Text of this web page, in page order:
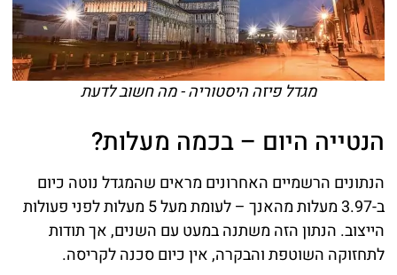
מגדל פיזה היסטוריה - מה חשוב לדעת
הנטייה היום – בכמה מעלות?
הנתונים הרשמיים האחרונים מראים שהמגדל נוטה כיום
ב-3.97 מעלות מהאנך – לעומת מעל 5 מעלות לפני פעולות
הייצוב. הנתון הזה משתנה במעט עם השנים, אך תודות
לתחזוקה השוטפת והבקרה, אין כיום סכנה לקריסה.